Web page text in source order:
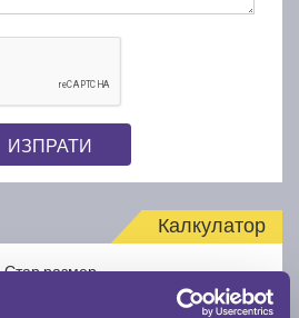
ИЗПРАТИ
Калкулатор
Стар размер